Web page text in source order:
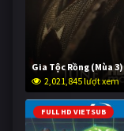
Gia Tộc Rồng (Mùa 3)
2,021,845 lượt xem
FULL HD VIETSUB